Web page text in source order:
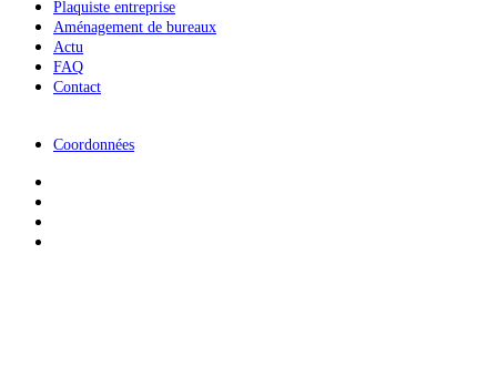
Plaquiste entreprise
Aménagement de bureaux
Actu
FAQ
Contact
Coordonnées